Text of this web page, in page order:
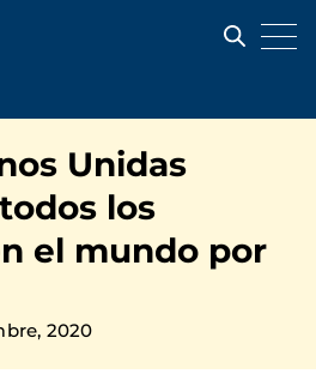
Unidas
los
el mundo por
2020